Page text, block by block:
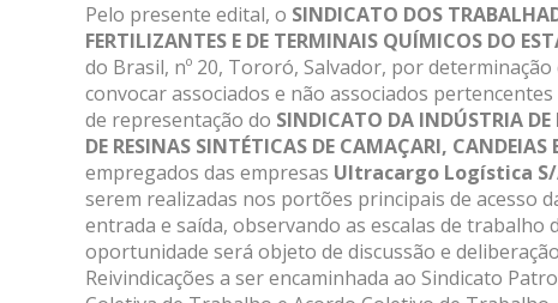
Pelo presente edital, o SINDICATO DOS
FERTILIZANTES E DE TERMINAIS QUÍMICOS DO
do Brasil, nº 20, Tororó, Salvador, por
convocar associados e não associados
de representação do SINDICATO DA INDÚSTRIA
DE RESINAS SINTÉTICAS DE CAMAÇARI,
empregados das empresas Ultracargo Logística
serem realizadas nos portões principais de acesso
entrada e saída, observando as escalas de
oportunidade será objeto de discussão e
Reivindicações a ser encaminhada ao Sindicato